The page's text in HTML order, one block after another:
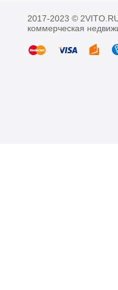
2017-2023 ©
коммерческая